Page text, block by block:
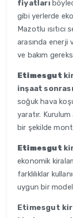
fiyatları
gibi yerlerde
Mazotlu
arasında enerji
ve bakım
Etimesgut
inşaat
soğuk hava
yaratır. Kurulum
bir şekilde
Etimesgut
ekonomik
farklılıklar
uygun bir
Etimesgut